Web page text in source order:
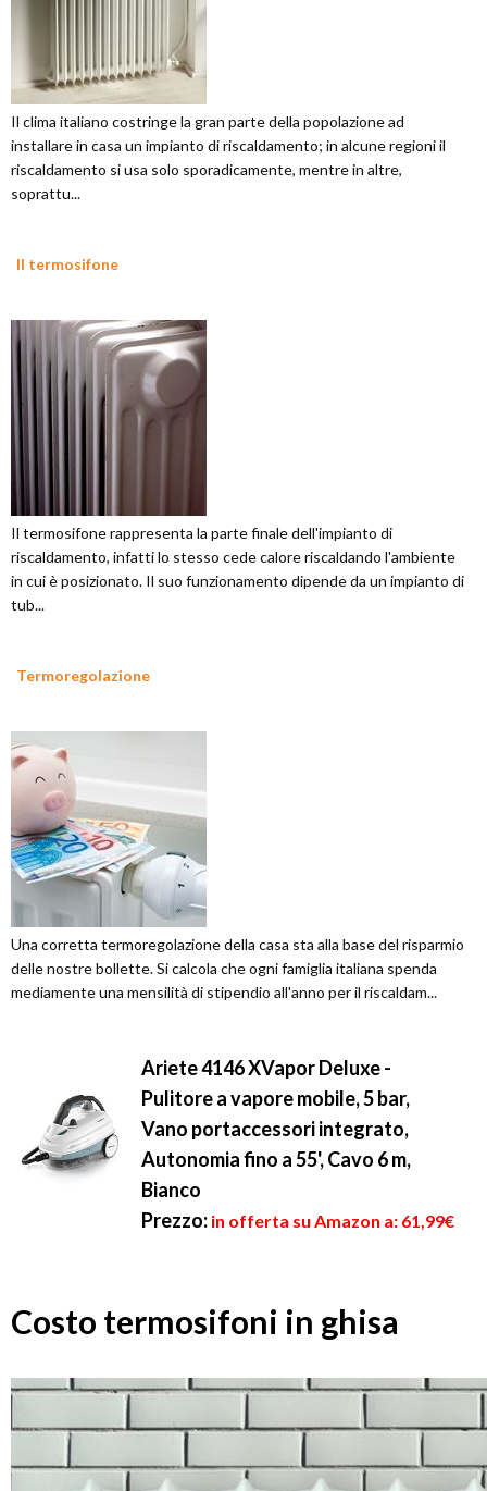
Il clima italiano costringe la gran parte della popolazione ad
installare in casa un impianto di riscaldamento; in alcune regioni il
riscaldamento si usa solo sporadicamente, mentre in altre,
soprattu...
Il termosifone
Il termosifone rappresenta la parte finale dell'impianto di
riscaldamento, infatti lo stesso cede calore riscaldando l'ambiente
in cui è posizionato. Il suo funzionamento dipende da un impianto di
tub...
Termoregolazione
Una corretta termoregolazione della casa sta alla base del risparmio
delle nostre bollette. Si calcola che ogni famiglia italiana spenda
mediamente una mensilità di stipendio all'anno per il riscaldam...
Ariete 4146 XVapor Deluxe -
Pulitore a vapore mobile, 5 bar,
Vano portaccessori integrato,
Autonomia fino a 55', Cavo 6 m,
Bianco
Prezzo: in offerta su Amazon a: 61,99€
Costo termosifoni in ghisa